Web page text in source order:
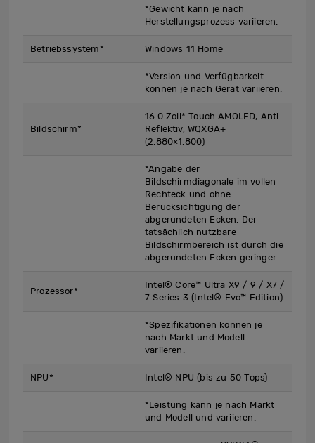
*Gewicht kann je nach
Herstellungsprozess variieren.
Betriebssystem* Windows 11 Home
*Version und Verfügbarkeit
können je nach Gerät variieren.
Bildschirm*
16.0 Zoll* Touch AMOLED, Anti-
Reflektiv, WQXGA+
(2.880×1.800)
*Angabe der
Bildschirmdiagonale im vollen
Rechteck und ohne
Berücksichtigung der
abgerundeten Ecken. Der
tatsächlich nutzbare
Bildschirmbereich ist durch die
abgerundeten Ecken geringer.
Prozessor*
Intel® Core™ Ultra X9 / 9 / X7 /
7 Series 3 (Intel® Evo™ Edition)
*Spezifikationen können je
nach Markt und Modell
variieren.
NPU* Intel® NPU (bis zu 50 Tops)
*Leistung kann je nach Markt
und Modell und variieren.